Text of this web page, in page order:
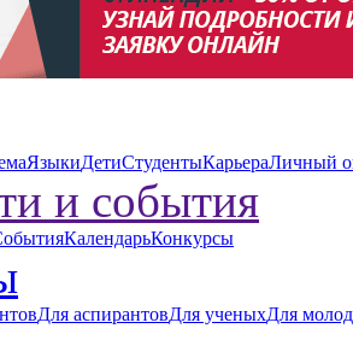
ЯзыкиДетиСтудентыКарьераЛичный
и события
КалендарьКонкурсы
Для аспирантовДля ученыхДля